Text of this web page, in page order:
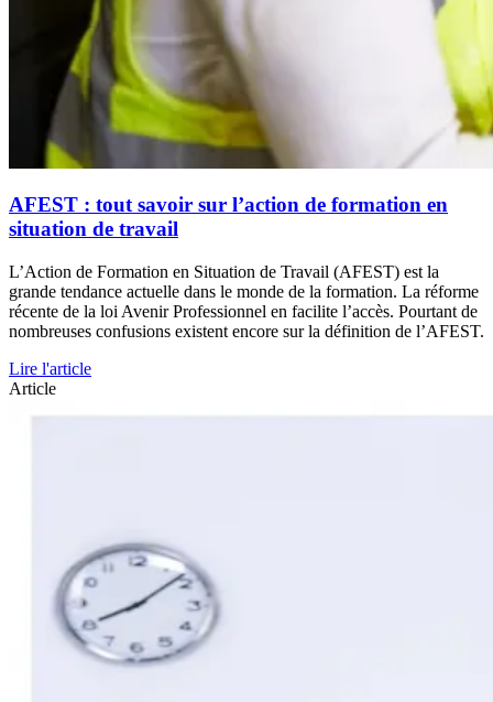
AFEST : tout savoir sur l’action de formation en
situation de travail
L’Action de Formation en Situation de Travail (AFEST) est la
grande tendance actuelle dans le monde de la formation. La réforme
récente de la loi Avenir Professionnel en facilite l’accès. Pourtant de
nombreuses confusions existent encore sur la définition de l’AFEST.
Lire l'article
Article